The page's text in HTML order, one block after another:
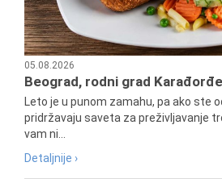
05.08.2026
Beograd, rodni grad
Leto je u punom zamahu, pa ako ste
pridržavaju saveta za preživljavanje
vam ni...
Detaljnije ›